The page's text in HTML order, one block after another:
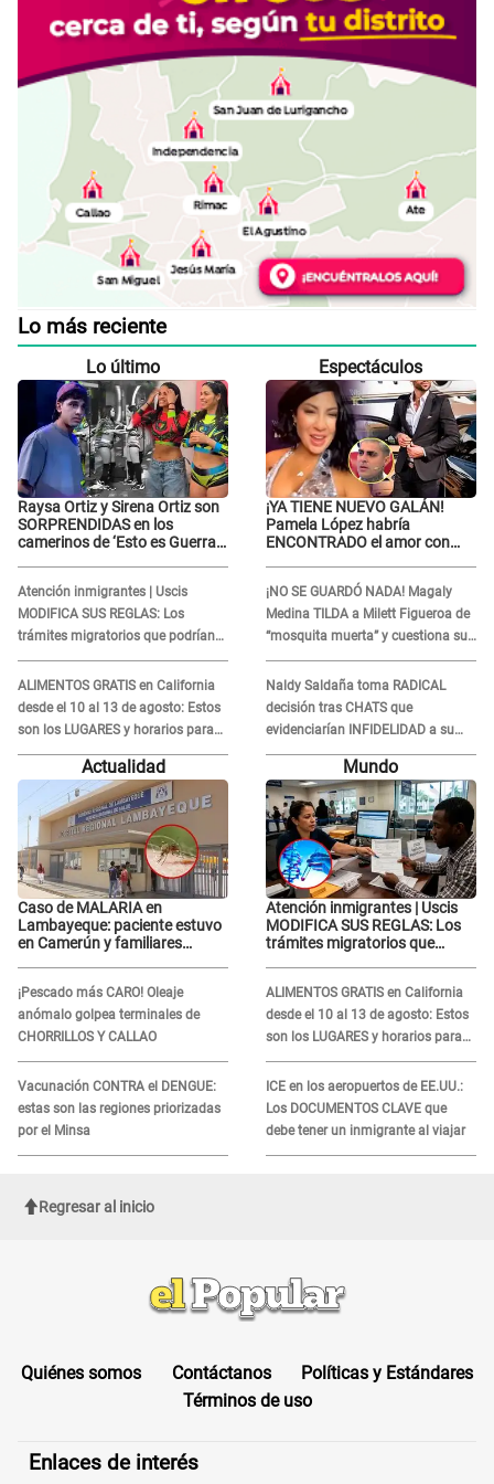
Lo más reciente
Lo último
Raysa Ortiz y Sirena Ortiz son
SORPRENDIDAS en los
camerinos de ‘Esto es Guerra’
Gabriel Moisés: “Gracias”
Atención inmigrantes | Uscis
MODIFICA SUS REGLAS: Los
trámites migratorios que podrían
necesitar tu prueba de ADN
ALIMENTOS GRATIS en California
desde el 10 al 13 de agosto: Estos
son los LUGARES y horarios para
recibir la ayuda
Espectáculos
¡YA TIENE NUEVO GALÁN!
Pamela López habría
ENCONTRADO el amor con
la ECHA en VIVO
¡NO SE GUARDÓ NADA! Magaly
Medina TILDA a Milett Figueroa de
“mosquita muerta” y cuestiona su
RECONCILIACIÓN con Marcelo
Tinelli en TV argentina
Naldy Saldaña toma RADICAL
decisión tras CHATS que
evidenciarían INFIDELIDAD a su
novio con animador de 'La Bella
Luz': "Un día..."
Actualidad
Caso de MALARIA en
Lambayeque: paciente estuvo
en Camerún y familiares
¡Pescado más CARO! Oleaje
anómalo golpea terminales de
CHORRILLOS Y CALLAO
Vacunación CONTRA el DENGUE:
estas son las regiones priorizadas
por el Minsa
Mundo
Atención inmigrantes | Uscis
MODIFICA SUS REGLAS: Los
trámites migratorios que
ALIMENTOS GRATIS en California
desde el 10 al 13 de agosto: Estos
son los LUGARES y horarios para
recibir la ayuda
ICE en los aeropuertos de EE.UU.:
Los DOCUMENTOS CLAVE que
debe tener un inmigrante al viajar
Regresar al inicio
Quiénes somos Contáctanos
Políticas y Estándares
Términos de uso
Enlaces de interés